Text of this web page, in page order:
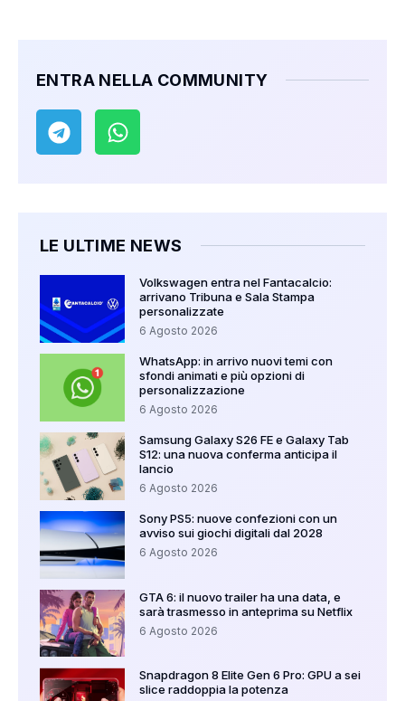
ENTRA NELLA COMMUNITY
LE ULTIME NEWS
Volkswagen entra nel Fantacalcio:
arrivano Tribuna e Sala Stampa
personalizzate
6 Agosto 2026
WhatsApp: in arrivo nuovi temi con
sfondi animati e più opzioni di
personalizzazione
6 Agosto 2026
Samsung Galaxy S26 FE e Galaxy Tab
S12: una nuova conferma anticipa il
lancio
6 Agosto 2026
Sony PS5: nuove confezioni con un
avviso sui giochi digitali dal 2028
6 Agosto 2026
GTA 6: il nuovo trailer ha una data, e
sarà trasmesso in anteprima su Netflix
6 Agosto 2026
Snapdragon 8 Elite Gen 6 Pro: GPU a sei
slice raddoppia la potenza